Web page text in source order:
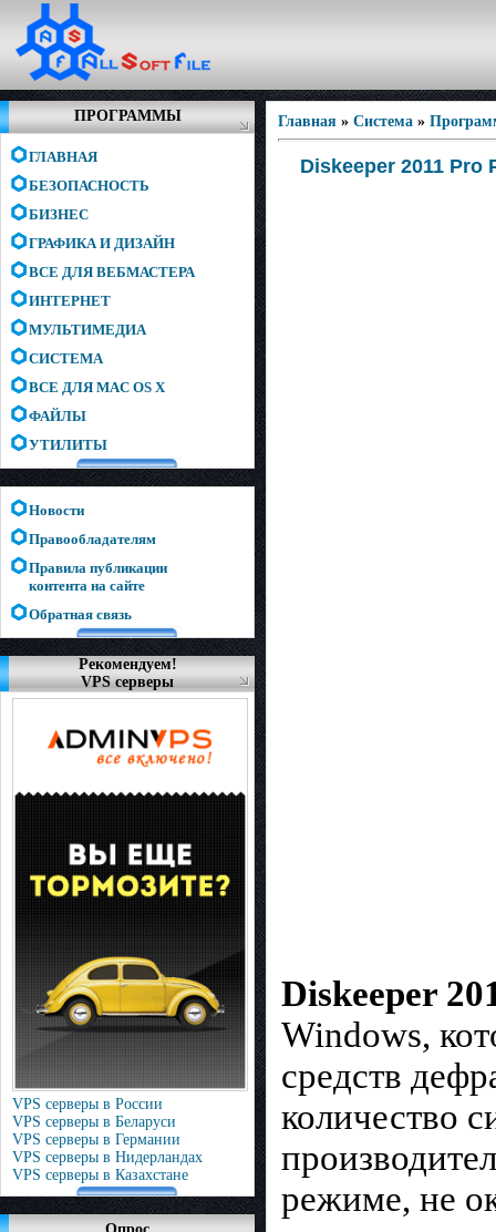
ПРОГРАММЫ
ГЛАВНАЯ
БЕЗОПАСНОСТЬ
БИЗНЕС
ГРАФИКА И ДИЗАЙН
ВСЕ ДЛЯ ВЕБМАСТЕРА
ИНТЕРНЕТ
МУЛЬТИМЕДИА
СИСТЕМА
ВСЕ ДЛЯ MAC OS X
ФАЙЛЫ
УТИЛИТЫ
Новости
Правообладателям
Правила публикации
контента на сайте
Обратная связь
Рекомендуем!
VPS серверы
VPS серверы в России
VPS серверы в Беларуси
VPS серверы в Германии
VPS серверы в Нидерландах
VPS серверы в Казахстане
Главная » Система »
Diskeeper 2011 Pro
Diskeeper
Windows,
средств
количество
режиме, не